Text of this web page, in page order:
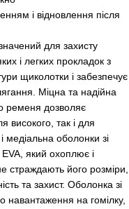
і відновлення після
для захисту
і легких прокладок з
щиколотки і забезпечує
Міцна та надійна
ременя дозволяє
високого, так і для
медіальна оболонки зі
який охоплює і
страждають його розміри,
та захист. Оболонка зі
навантаження на гомілку,